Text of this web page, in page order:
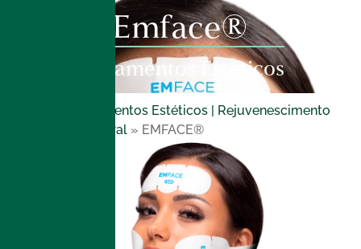
Emface®
Tratamentos Estéticos
Tratamentos Estéticos | Rejuvenescimento
Facial e Corporal » EMFACE®